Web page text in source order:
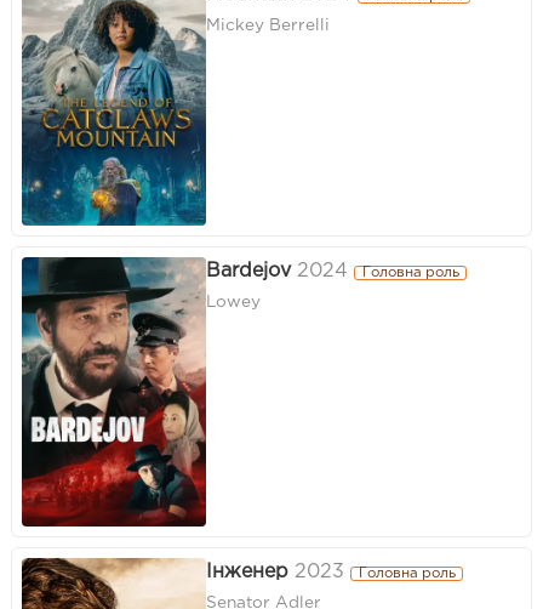
Mickey Berrelli
Bardejov 2024 Головна роль
Lowey
Інженер 2023 Головна роль
Senator Adler